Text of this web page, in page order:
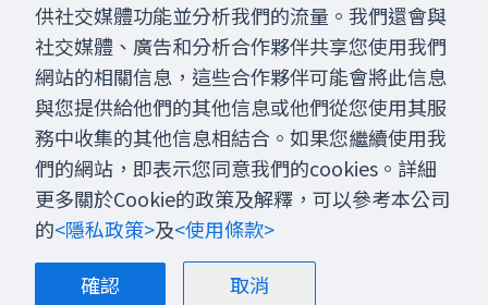
供社交媒體功能並分析我們的流量。我們還會與
社交媒體、廣告和分析合作夥伴共享您使用我們
網站的相關信息，這些合作夥伴可能會將此信息
與您提供給他們的其他信息或他們從您使用其服
務中收集的其他信息相結合。如果您繼續使用我
們的網站，即表示您同意我們的cookies。詳細
更多關於Cookie的政策及解釋，可以參考本公司
的<隱私政策>及<使用條款>
確認
取消